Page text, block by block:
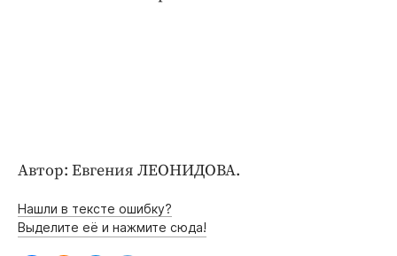
Автор: Евгения ЛЕОНИДОВА.
Нашли в тексте ошибку?
Выделите её и нажмите сюда!